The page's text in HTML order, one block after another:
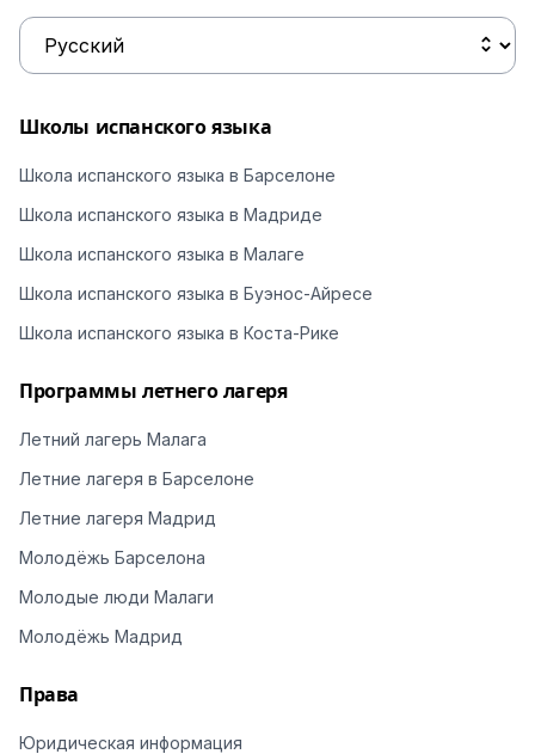
Школы испанского языка
Школа испанского языка в Барселоне
Школа испанского языка в Мадриде
Школа испанского языка в Малаге
Школа испанского языка в Буэнос-Айресе
Школа испанского языка в Коста-Рике
Программы летнего лагеря
Летний лагерь Малага
Летние лагеря в Барселоне
Летние лагеря Мадрид
Молодёжь Барселона
Молодые люди Малаги
Молодёжь Мадрид
Права
Юридическая информация